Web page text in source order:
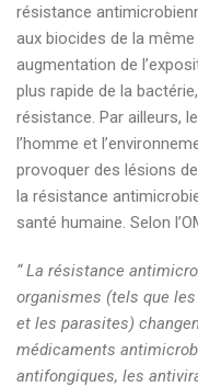
résistance
aux biocides de la
augmentation de
plus rapide de la
résistance. Par ailleurs,
l’homme et
provoquer des lésions
la résistance
santé humaine. Selon
“ La résistance
organismes (tels que
et les parasites)
médicaments
antifongiques, les